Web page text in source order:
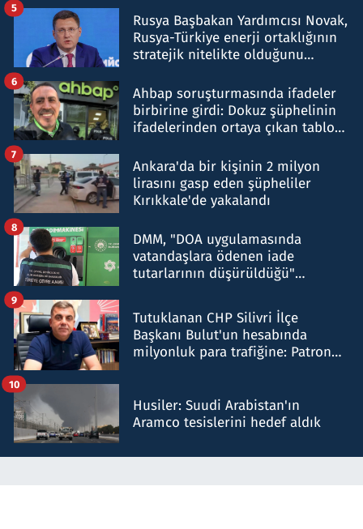
Rusya Başbakan Yardımcısı Novak,
Rusya-Türkiye enerji ortaklığının
stratejik nitelikte olduğunu
5
Ahbap soruşturmasında ifadeler
birbirine girdi: Dokuz şüphelinin
ifadelerinden ortaya çıkan tablo
6
Ankara'da bir kişinin 2 milyon
lirasını gasp eden şüpheliler
Kırıkkale'de yakalandı
7
DMM, "DOA uygulamasında
vatandaşlara ödenen iade
tutarlarının düşürüldüğü"
8
Tutuklanan CHP Silivri İlçe
Başkanı Bulut'un hesabında
milyonluk para trafiğine: Patron
9
Husiler: Suudi Arabistan'ın
Aramco tesislerini hedef aldık
10